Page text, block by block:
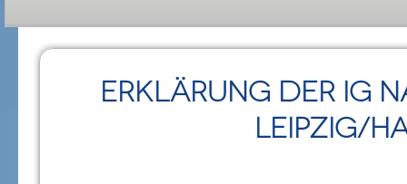
Erklärung der IG
LEIPZIG/